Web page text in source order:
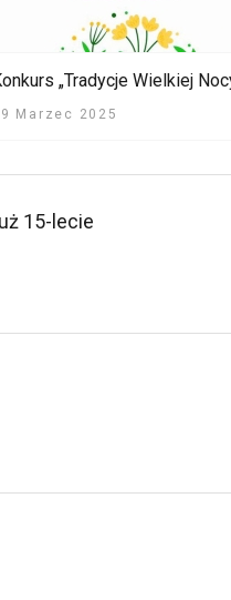
„Tradycje Wielkiej
Marzec 2025
15-lecie